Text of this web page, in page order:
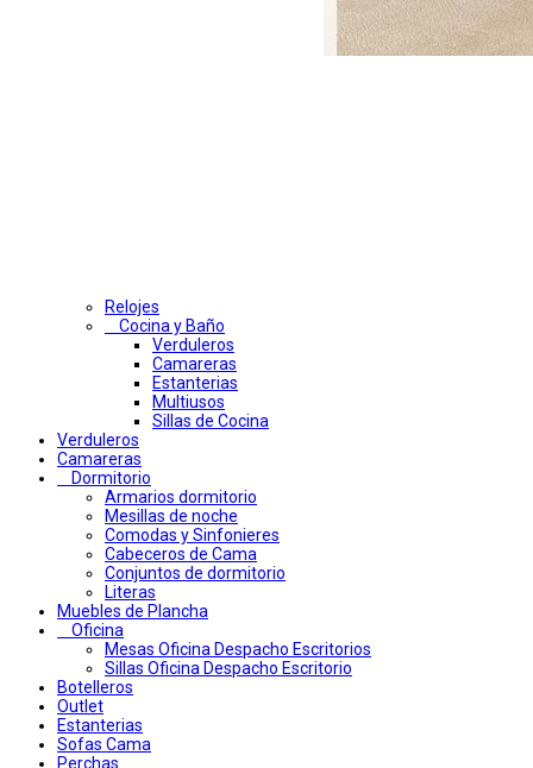
Relojes
Cocina y Baño
Verduleros
Camareras
Estanterias
Multiusos
Sillas de Cocina
Verduleros
Camareras
Dormitorio
Armarios dormitorio
Mesillas de noche
Comodas y Sinfonieres
Cabeceros de Cama
Conjuntos de dormitorio
Literas
Muebles de Plancha
Oficina
Mesas Oficina Despacho Escritorios
Sillas Oficina Despacho Escritorio
Botelleros
Outlet
Estanterias
Sofas Cama
Perchas